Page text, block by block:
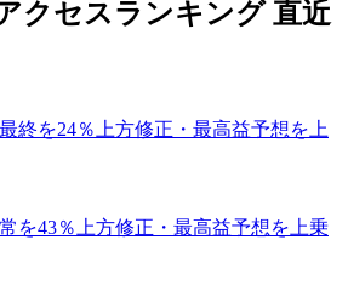
クセスランキング 直近
終を24％上方修正・最高益予想を上
を43％上方修正・最高益予想を上乗